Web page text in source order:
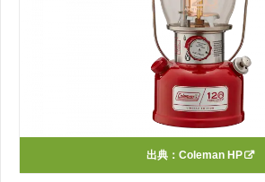
出典： Coleman HP